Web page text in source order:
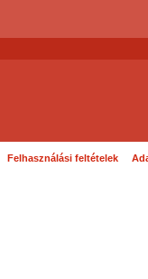
Felhasználási feltételek